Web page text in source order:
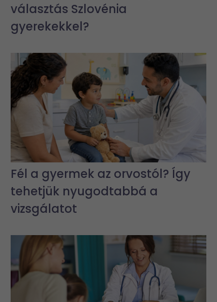
választás Szlovénia
gyerekekkel?
Fél a gyermek az orvostól? Így
tehetjük nyugodtabbá a
vizsgálatot